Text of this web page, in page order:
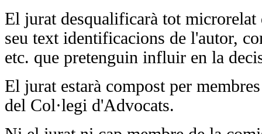
El jurat desqualificarà tot
seu text identificacions de l'autor,
etc. que pretenguin influir en la
El jurat estarà compost per
del Col·legi d'Advocats.